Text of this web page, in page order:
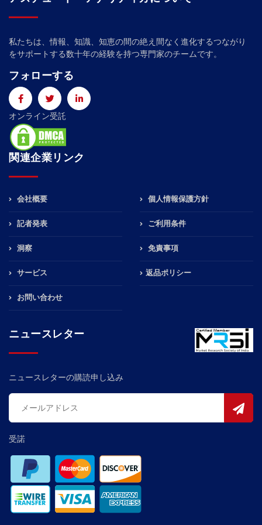
私たちは、情報、知識、知恵の間の絶え間なく進化するつながり
をサポートする数十年の経験を持つ専門家のチームです。
フォローする
オンライン受託
関連企業リンク
会社概要
記者発表
洞察
サービス
お問い合わせ
個人情報保護方針
ご利用条件
免責事項
返品ポリシー
ニュースレター
ニュースレターの購読申し込み
受諾